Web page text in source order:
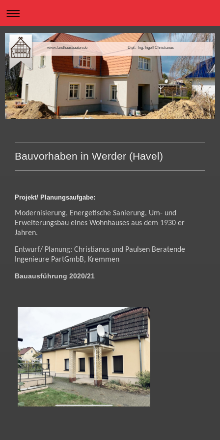
www.landhausbauten.de Dipl.- Ing. Ingolf Christianus
Bauvorhaben in Werder (Havel)
Projekt/ Planungsaufgabe:
Modernisierung, Energetische Sanierung, Um- und
Erweiterungsbau eines Wohnhauses aus dem 1930 er
Jahren.
Entwurf/ Planung: Christianus und Paulsen Beratende
Ingenieure PartGmbB, Kremmen
Bauausführung 2020/21